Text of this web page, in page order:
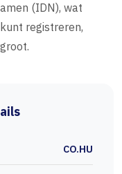
(IDN), wat
registreren,
CO.HU